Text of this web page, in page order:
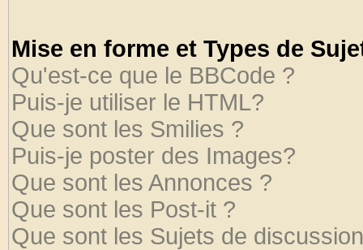
Mise en forme et Types de
Qu'est-ce que le BBCode ?
Puis-je utiliser le HTML?
Que sont les Smilies ?
Puis-je poster des Images?
Que sont les Annonces ?
Que sont les Post-it ?
Que sont les Sujets de